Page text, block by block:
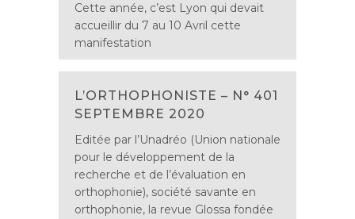
Cette année, c’est Lyon qui devait
accueillir du 7 au 10 Avril cette
manifestation
L’ORTHOPHONISTE – N° 401
SEPTEMBRE 2020
Editée par l’Unadréo (Union nationale
pour le développement de la
recherche et de l’évaluation en
orthophonie), société savante en
orthophonie, la revue Glossa fondée